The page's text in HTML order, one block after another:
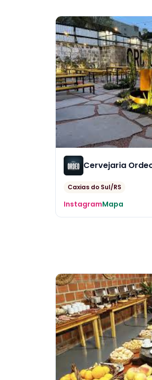
Cervejaria
Caxias do Sul/RS
InstagramMapa